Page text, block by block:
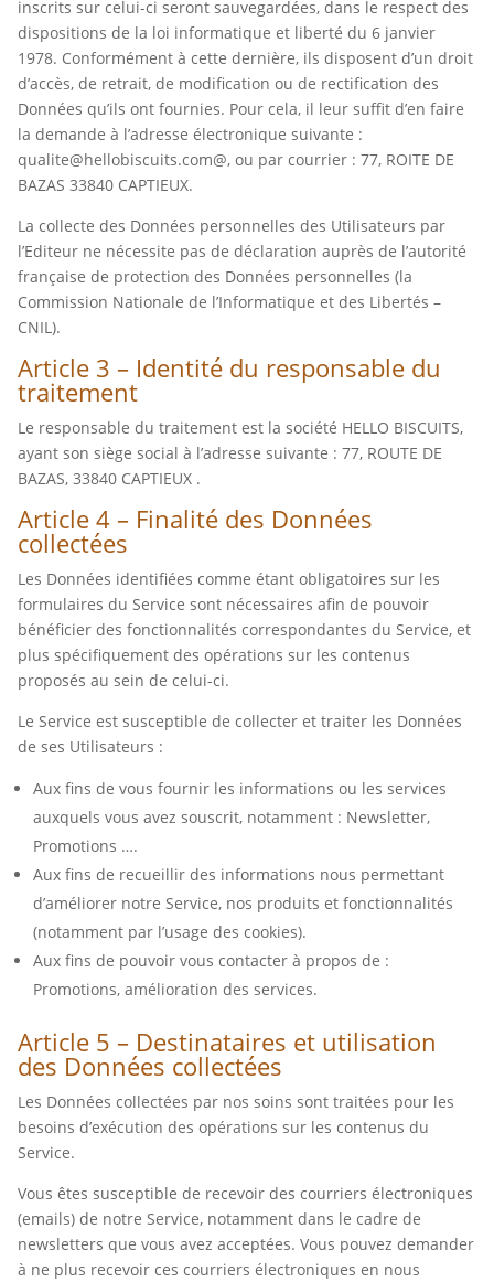
inscrits sur celui-ci seront sauvegardées, dans le respect des
dispositions de la loi informatique et liberté du 6 janvier
1978. Conformément à cette dernière, ils disposent d’un droit
d’accès, de retrait, de modification ou de rectification des
Données qu’ils ont fournies. Pour cela, il leur suffit d’en faire
la demande à l’adresse électronique suivante :
qualite@hellobiscuits.com@, ou par courrier : 77, ROITE DE
BAZAS 33840 CAPTIEUX.
La collecte des Données personnelles des Utilisateurs par
l’Editeur ne nécessite pas de déclaration auprès de l’autorité
française de protection des Données personnelles (la
Commission Nationale de l’Informatique et des Libertés –
CNIL).
Article 3 – Identité du responsable du
traitement
Le responsable du traitement est la société HELLO BISCUITS,
ayant son siège social à l’adresse suivante : 77, ROUTE DE
BAZAS, 33840 CAPTIEUX .
Article 4 – Finalité des Données
collectées
Les Données identifiées comme étant obligatoires sur les
formulaires du Service sont nécessaires afin de pouvoir
bénéficier des fonctionnalités correspondantes du Service, et
plus spécifiquement des opérations sur les contenus
proposés au sein de celui-ci.
Le Service est susceptible de collecter et traiter les Données
de ses Utilisateurs :
Aux fins de vous fournir les informations ou les services
auxquels vous avez souscrit, notamment : Newsletter,
Promotions ….
Aux fins de recueillir des informations nous permettant
d’améliorer notre Service, nos produits et fonctionnalités
(notamment par l’usage des cookies).
Aux fins de pouvoir vous contacter à propos de :
Promotions, amélioration des services.
Article 5 – Destinataires et utilisation
des Données collectées
Les Données collectées par nos soins sont traitées pour les
besoins d’exécution des opérations sur les contenus du
Service.
Vous êtes susceptible de recevoir des courriers électroniques
(emails) de notre Service, notamment dans le cadre de
newsletters que vous avez acceptées. Vous pouvez demander
à ne plus recevoir ces courriers électroniques en nous